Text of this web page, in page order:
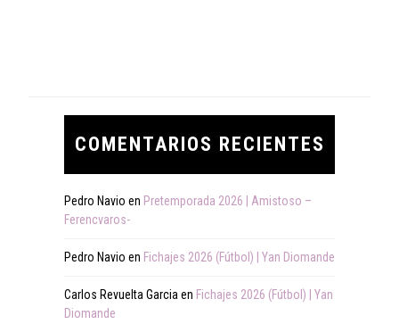
COMENTARIOS RECIENTES
Pedro Navio en Pretemporada 2026 | Amistoso –
Ferencvaros-
Pedro Navio en Fichajes 2026 (Fútbol) | Yan Diomande
Carlos Revuelta Garcia en Fichajes 2026 (Fútbol) | Yan
Diomande